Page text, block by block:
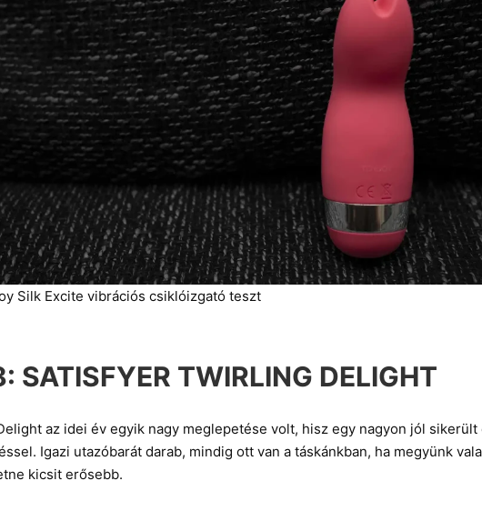
Silk Excite vibrációs csiklóizgató teszt
SATISFYER TWIRLING DELIGHT
az idei év egyik nagy meglepetése volt, hisz egy nagyon jól sikerült
Igazi utazóbarát darab, mindig ott van a táskánkban, ha megyünk
kicsit erősebb.